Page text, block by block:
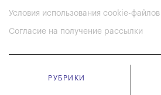
Условия использования cookie-файлов
Согласие на получение рассылки
РУБРИКИ